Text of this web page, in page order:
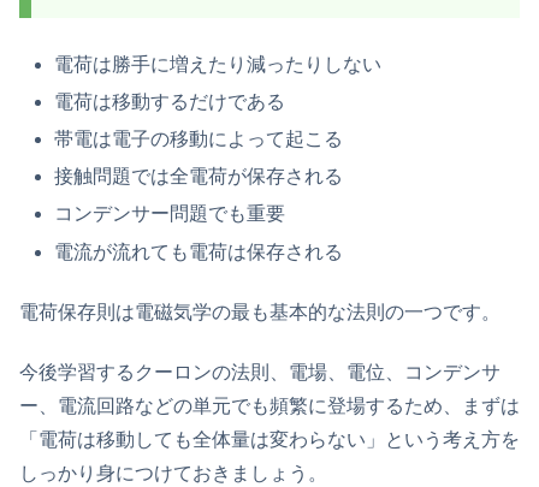
電荷は勝手に増えたり減ったりしない
電荷は移動するだけである
帯電は電子の移動によって起こる
接触問題では全電荷が保存される
コンデンサー問題でも重要
電流が流れても電荷は保存される
電荷保存則は電磁気学の最も基本的な法則の一つです。
今後学習するクーロンの法則、電場、電位、コンデンサ
ー、電流回路などの単元でも頻繁に登場するため、まずは
「電荷は移動しても全体量は変わらない」という考え方を
しっかり身につけておきましょう。